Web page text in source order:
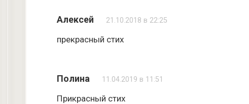
Алексей 21.10.2018 в 22:25
прекрасный стих
Полина 11.04.2019 в 11:51
Прикрасный стих